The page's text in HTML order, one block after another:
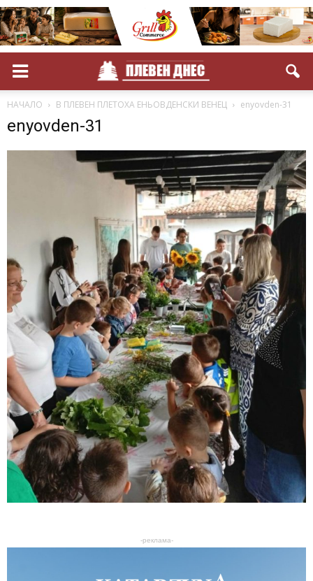
НАЧАЛО В ПЛЕВЕН ПЛЕТОХА ЕНЬОВДЕНСКИ ВЕНЕЦ enyovden-31
enyovden-31
-реклама-